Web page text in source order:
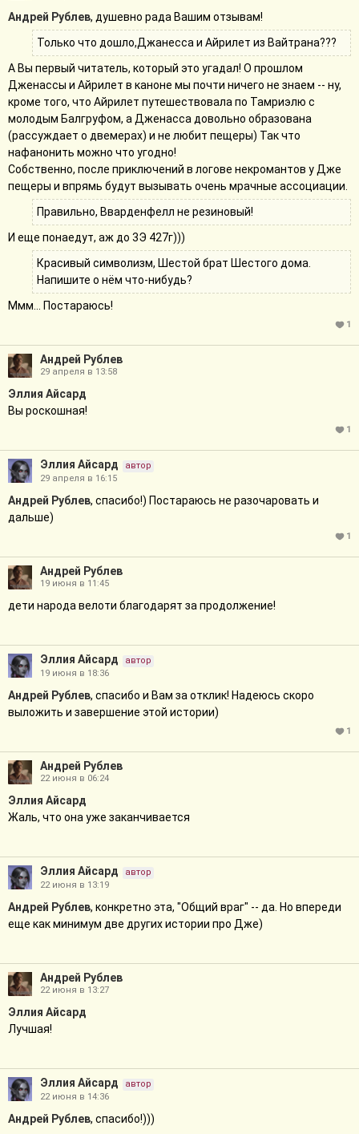
Андрей Рублев, душевно рада Вашим отзывам!
Только что дошло,Джанесса и Айрилет из Вайтрана???
А Вы первый читатель, который это угадал! О прошлом
Дженассы и Айрилет в каноне мы почти ничего не знаем -- ну,
кроме того, что Айрилет путешествовала по Тамриэлю с
молодым Балгруфом, а Дженасса довольно образована
(рассуждает о двемерах) и не любит пещеры) Так что
нафанонить можно что угодно!
Собственно, после приключений в логове некромантов у Дже
пещеры и впрямь будут вызывать очень мрачные ассоциации.
Правильно, Вварденфелл не резиновый!
И еще понаедут, аж до 3Э 427г)))
Красивый символизм, Шестой брат Шестого дома.
Напишите о нём что-нибудь?
Ммм... Постараюсь!
1
Андрей Рублев
29 апреля в 13:58
Эллия Айсард
Вы роскошная!
1
Эллия Айсард
автор
29 апреля в 16:15
Андрей Рублев, спасибо!) Постараюсь не разочаровать и
дальше)
1
Андрей Рублев
19 июня в 11:45
дети народа велоти благодарят за продолжение!
Эллия Айсард
автор
19 июня в 18:36
Андрей Рублев, спасибо и Вам за отклик! Надеюсь скоро
выложить и завершение этой истории)
1
Андрей Рублев
22 июня в 06:24
Эллия Айсард
Жаль, что она уже заканчивается
Эллия Айсард
автор
22 июня в 13:19
Андрей Рублев, конкретно эта, "Общий враг" -- да. Но впереди
еще как минимум две других истории про Дже)
Андрей Рублев
22 июня в 13:27
Эллия Айсард
Лучшая!
Эллия Айсард
автор
22 июня в 14:36
Андрей Рублев, спасибо!)))